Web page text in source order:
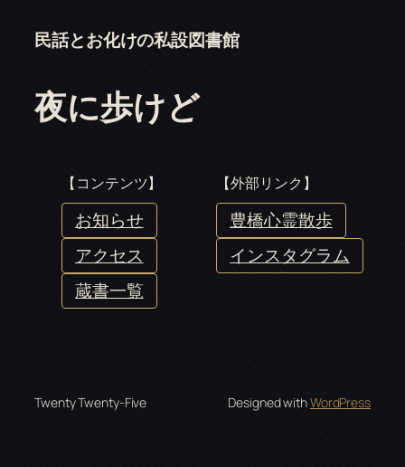
民話とお化けの私設図書館
夜に歩けど
【コンテンツ】
お知らせ
アクセス
蔵書一覧
【外部リンク】
豊橋心霊散歩
インスタグラム
Twenty Twenty-Five Designed withWordPress